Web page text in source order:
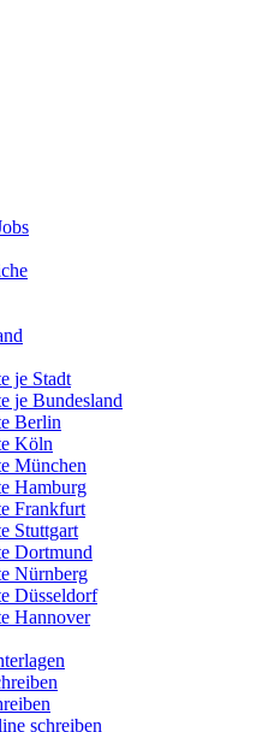
je Stadt
je Bundesland
Berlin
Köln
München
Hamburg
Frankfurt
Stuttgart
Dortmund
Nürnberg
Düsseldorf
Hannover
schreiben